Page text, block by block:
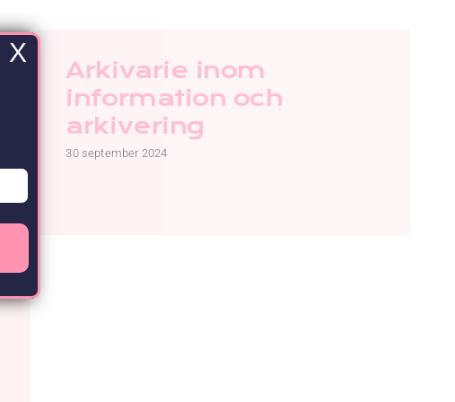
Arkivarie inom
information och
arkivering
30 september 2024
X